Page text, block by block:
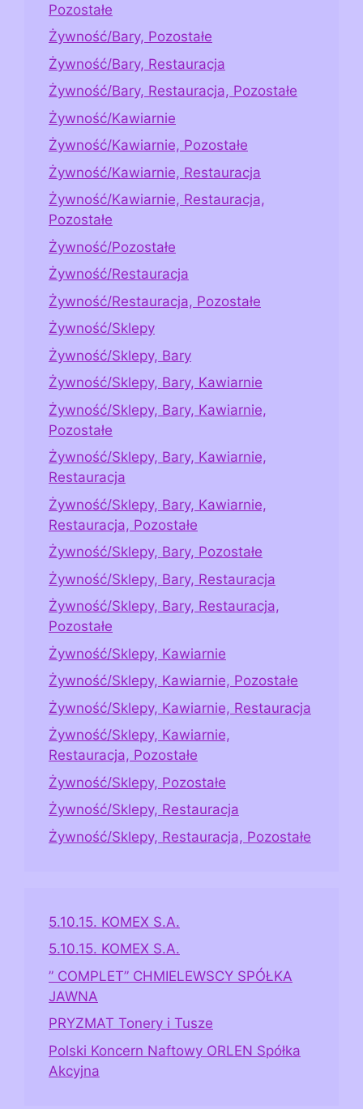
Pozostałe
Żywność/Bary, Pozostałe
Żywność/Bary, Restauracja
Żywność/Bary, Restauracja, Pozostałe
Żywność/Kawiarnie
Żywność/Kawiarnie, Pozostałe
Żywność/Kawiarnie, Restauracja
Żywność/Kawiarnie, Restauracja,
Pozostałe
Żywność/Pozostałe
Żywność/Restauracja
Żywność/Restauracja, Pozostałe
Żywność/Sklepy
Żywność/Sklepy, Bary
Żywność/Sklepy, Bary, Kawiarnie
Żywność/Sklepy, Bary, Kawiarnie,
Pozostałe
Żywność/Sklepy, Bary, Kawiarnie,
Restauracja
Żywność/Sklepy, Bary, Kawiarnie,
Restauracja, Pozostałe
Żywność/Sklepy, Bary, Pozostałe
Żywność/Sklepy, Bary, Restauracja
Żywność/Sklepy, Bary, Restauracja,
Pozostałe
Żywność/Sklepy, Kawiarnie
Żywność/Sklepy, Kawiarnie, Pozostałe
Żywność/Sklepy, Kawiarnie, Restauracja
Żywność/Sklepy, Kawiarnie,
Restauracja, Pozostałe
Żywność/Sklepy, Pozostałe
Żywność/Sklepy, Restauracja
Żywność/Sklepy, Restauracja, Pozostałe
5.10.15. KOMEX S.A.
5.10.15. KOMEX S.A.
” COMPLET” CHMIELEWSCY SPÓŁKA
JAWNA
PRYZMAT Tonery i Tusze
Polski Koncern Naftowy ORLEN Spółka
Akcyjna